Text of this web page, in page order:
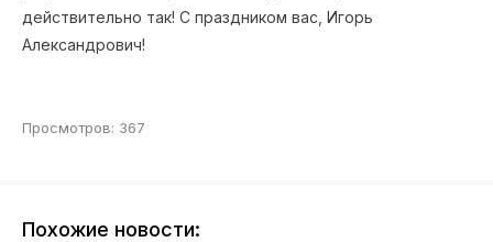
действительно так! С праздником вас, Игорь
Александрович!
Просмотров: 367
Похожие новости: